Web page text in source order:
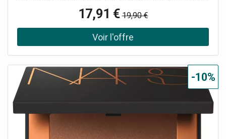
MINI Laguna Bronzing Powder vous aidera à imiter en un
rien de temps un look bronzé depuis le confort de votre
maison. Estompez-le légèrement pour créer facilement
un effet de bronzage naturel. De plus, ce produit bronzant
visage et d’en corriger la forme. Soyez merveilleusement
bronzée chaque fois que vous le souhaitez. Le produit :
garantit à la peau un aspect sain et frais donne au visage
également adapté pour le contouring Mode d’emploi :
Appliquez sur les côtés du front, sous les paumelles, sur la
partie inférieure du menton et de chaque côté du nez
17,91 € 19,90 €
-10%